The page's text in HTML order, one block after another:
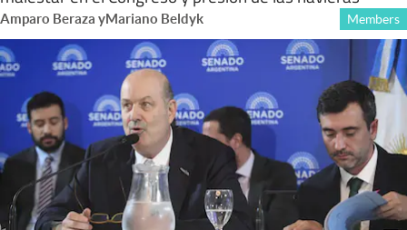
Amparo Beraza yMariano Beldyk Members